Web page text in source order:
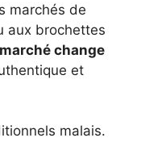
marchés de
aux brochettes
marché change
et
malais.